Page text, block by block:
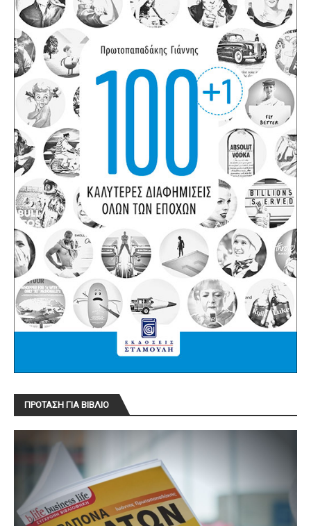
ΠΡΟΤΑΣΗ ΓΙΑ ΒΙΒΛΙΟ